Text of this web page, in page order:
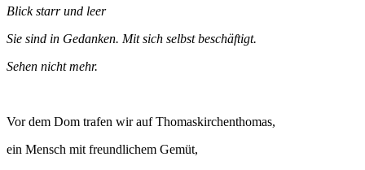
Blick starr und leer
Sie sind in Gedanken. Mit sich selbst beschäftigt.
Sehen nicht mehr.
Vor dem Dom trafen wir auf Thomaskirchenthomas,
ein Mensch mit freundlichem Gemüt,